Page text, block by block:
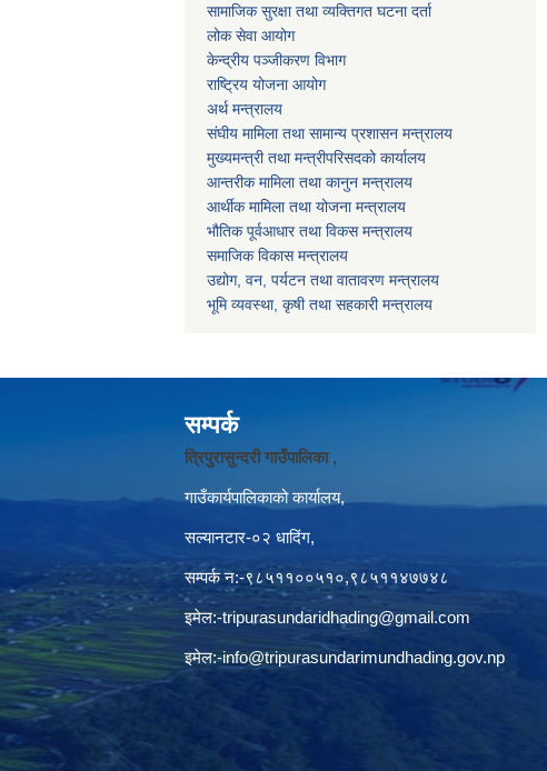
सामाजिक सुरक्षा तथा व्यक्तिगत घटना दर्ता
लोक सेवा आयोग
केन्द्रीय पञ्जीकरण विभाग
राष्ट्रिय योजना आयोग
अर्थ मन्त्रालय
संघीय मामिला तथा सामान्य प्रशासन मन्त्रालय
मुख्यमन्त्री तथा मन्त्रीपरिसदको कार्यालय
आन्तरीक मामिला तथा कानुन मन्त्रालय
आर्थीक मामिला तथा योजना मन्त्रालय
भौतिक पूर्वआधार तथा विकस मन्त्रालय
समाजिक विकास मन्त्रालय
उद्योग, वन, पर्यटन तथा वातावरण मन्त्रालय
भूमि व्यवस्था, कृषी तथा सहकारी मन्त्रालय
सम्पर्क
त्रिपुरासुन्दरी गाउँपालिका ,
गाउँकार्यपालिकाको कार्यालय,
सल्यानटार-०२ धादिंग,
सम्पर्क न:-९८५११००५१०,९८५११४७७४८
इमेल:-tripurasundaridhading@gmail.com
इमेल:-info@tripurasundarimundhading.gov.np